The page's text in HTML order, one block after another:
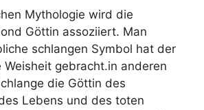
Mythologie wird die
Göttin assoziiert. Man
schlangen Symbol hat der
Weisheit gebracht.in anderen
die Göttin des
Lebens und des toten